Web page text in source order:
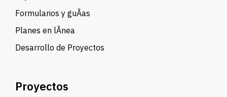
Formularios y guÃ­as
Planes en lÃ­nea
Desarrollo de Proyectos
Proyectos